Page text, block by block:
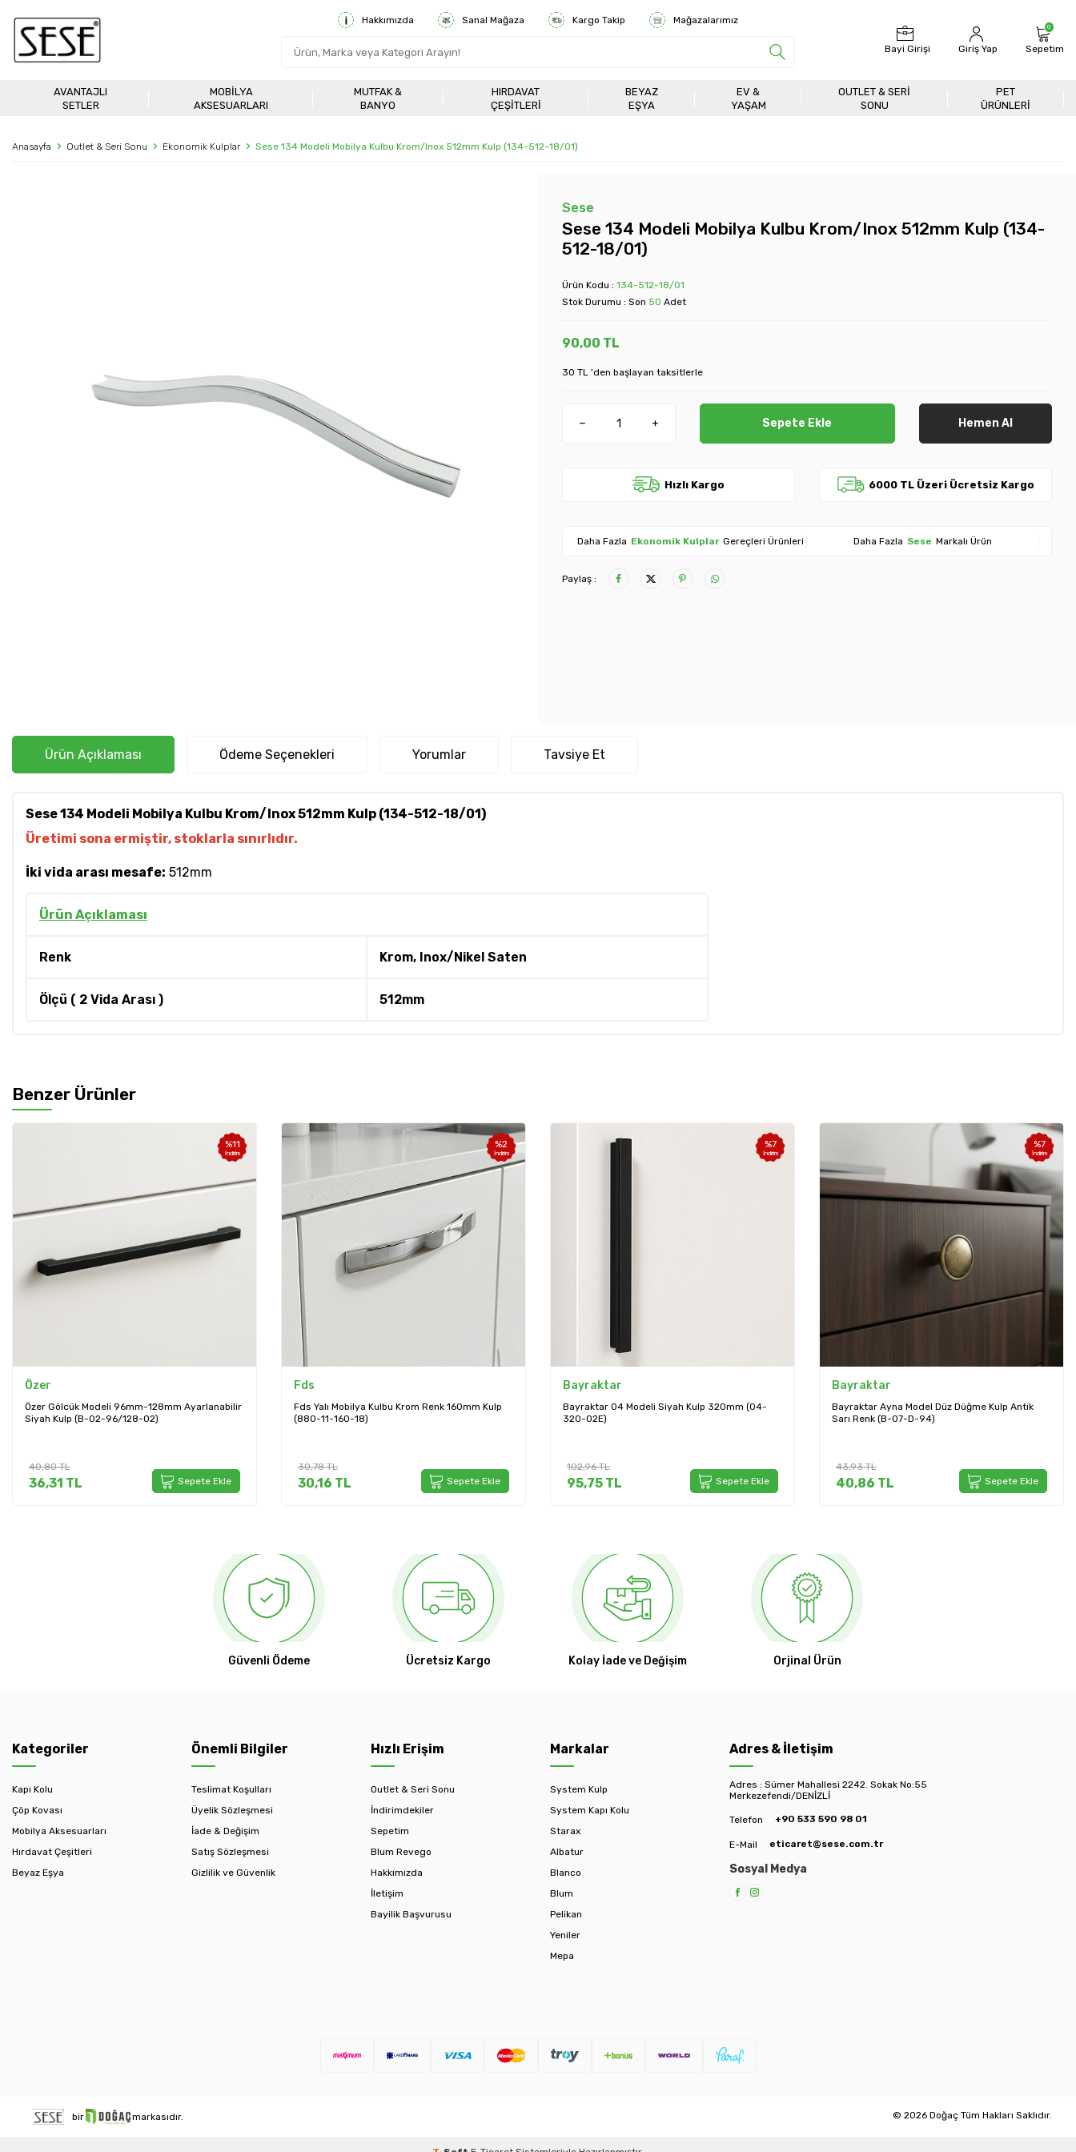
Hakkımızda Sanal Mağaza Kargo Takip Mağazalarımız
Bayi Girişi Giriş Yap
0
Sepetim
AVANTAJLI
SETLER
MOBILYA
AKSESUARLARI
MUTFAK &
BANYO
HIRDAVAT
ÇEŞITLERI
BEYAZ
EŞYA
EV &
YAŞAM
OUTLET & SERI
SONU
PET
ÜRÜNLERİ
Anasayfa Outlet & Seri Sonu Ekonomik Kulplar Sese 134 Modeli Mobilya Kulbu Krom/Inox 512mm Kulp (134-512-18/01)
Sese
Sese 134 Modeli Mobilya Kulbu Krom/Inox 512mm Kulp (134-
512-18/01)
Ürün Kodu : 134-512-18/01
Stok Durumu : Son 50 Adet
90,00 TL
30 TL 'den başlayan taksitlerle
Sepete Ekle Hemen Al
Hızlı Kargo 6000 TL Üzeri Ücretsiz Kargo
Daha Fazla Ekonomik Kulplar Gereçleri Ürünleri Daha Fazla Sese Markalı Ürün
Paylaş :
Ürün Açıklaması Ödeme Seçenekleri Yorumlar Tavsiye Et
Sese 134 Modeli Mobilya Kulbu Krom/Inox 512mm Kulp (134-512-18/01)
Üretimi sona ermiştir, stoklarla sınırlıdır.
İki vida arası mesafe: 512mm
Ürün Açıklaması
Renk Krom, Inox/Nikel Saten
Ölçü ( 2 Vida Arası ) 512mm
Benzer Ürünler
%11
İndirim
Özer
Özer Gölcük Modeli 96mm-128mm Ayarlanabilir
Siyah Kulp (B-02-96/128-02)
40,80TL
36,31 TL Sepete Ekle
%2
İndirim
Fds
Fds Yalı Mobilya Kulbu Krom Renk 160mm Kulp
(880-11-160-18)
30,78TL
30,16 TL Sepete Ekle
%7
İndirim
Bayraktar
Bayraktar 04 Modeli Siyah Kulp 320mm (04-
320-02E)
102,96TL
95,75 TL Sepete Ekle
%7
İndirim
Bayraktar
Bayraktar Ayna Model Düz Düğme Kulp Antik
Sarı Renk (B-07-D-94)
43,93TL
40,86 TL Sepete Ekle
Güvenli Ödeme Ücretsiz Kargo Kolay İade ve Değişim Orjinal Ürün
Kategoriler
Kapı Kolu
Çöp Kovası
Mobilya Aksesuarları
Hırdavat Çeşitleri
Beyaz Eşya
Önemli Bilgiler
Teslimat Koşulları
Üyelik Sözleşmesi
İade & Değişim
Satış Sözleşmesi
Gizlilik ve Güvenlik
Hızlı Erişim
Outlet & Seri Sonu
İndirimdekiler
Sepetim
Blum Revego
Hakkımızda
İletişim
Bayilik Başvurusu
Markalar
System Kulp
System Kapı Kolu
Starax
Albatur
Blanco
Blum
Pelikan
Yeniler
Mepa
Adres & İletişim
Adres : Sümer Mahallesi 2242. Sokak No:55
Merkezefendi/DENİZLİ
Telefon +90 533 590 98 01
E-Mail eticaret@sese.com.tr
Sosyal Medya
bir markasıdır. © 2026 Doğaç Tüm Hakları Saklıdır.